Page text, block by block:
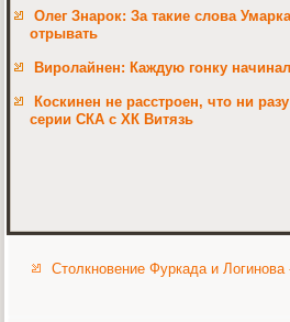
Олег Знарок: За такие слова
отрывать
Виролайнен: Каждую гонку
Коскинен не расстроен, что ни
серии СКА с ХК Витязь
Столкновение Фуркада и Логинова